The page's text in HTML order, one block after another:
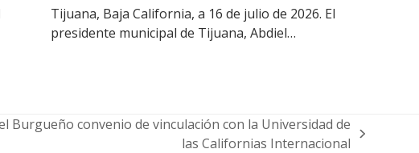
Tijuana, Baja California, a 16 de julio de 2026. El
presidente municipal de Tijuana, Abdiel…
Burgueño convenio de vinculación con la Universidad de
las Californias Internacional